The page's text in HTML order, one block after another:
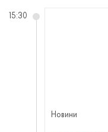
Новини
15:30